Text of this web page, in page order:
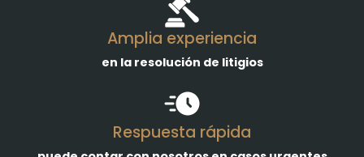
Amplia experiencia
en la resolución de litigios
Respuesta rápida